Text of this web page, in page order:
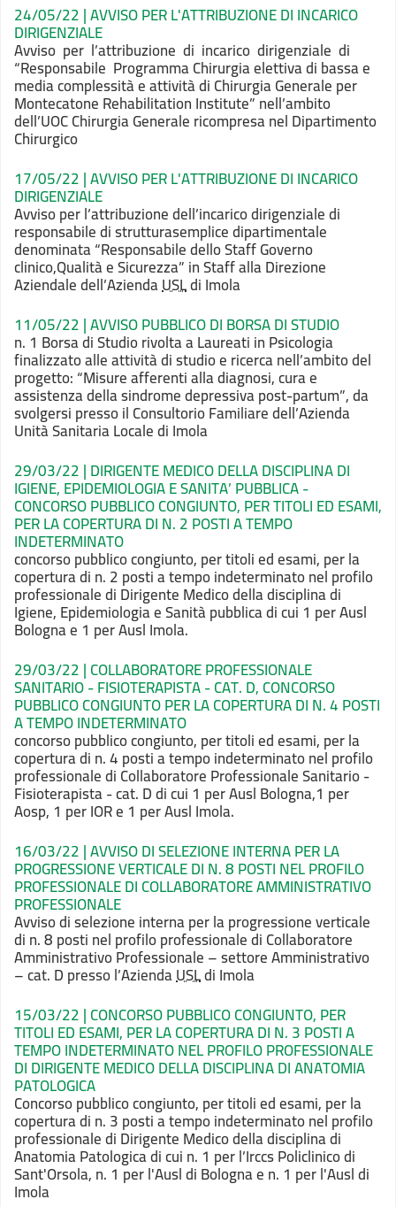
24/05/22 | AVVISO PER L'ATTRIBUZIONE DI INCARICO
DIRIGENZIALE
Avviso per l’attribuzione di incarico dirigenziale di
“Responsabile Programma Chirurgia elettiva di bassa e
media complessità e attività di Chirurgia Generale per
Montecatone Rehabilitation Institute” nell’ambito
dell’UOC Chirurgia Generale ricompresa nel Dipartimento
Chirurgico
17/05/22 | AVVISO PER L'ATTRIBUZIONE DI INCARICO
DIRIGENZIALE
Avviso per l’attribuzione dell’incarico dirigenziale di
responsabile di strutturasemplice dipartimentale
denominata “Responsabile dello Staff Governo
clinico,Qualità e Sicurezza” in Staff alla Direzione
Aziendale dell’AziendaUSLdi Imola
11/05/22 | AVVISO PUBBLICO DI BORSA DI STUDIO
n. 1 Borsa di Studio rivolta a Laureati in Psicologia
finalizzato alle attività di studio e ricerca nell’ambito del
progetto: “Misure afferenti alla diagnosi, cura e
assistenza della sindrome depressiva post-partum”, da
svolgersi presso il Consultorio Familiare dell’Azienda
Unità Sanitaria Locale di Imola
29/03/22 | DIRIGENTE MEDICO DELLA DISCIPLINA DI
IGIENE, EPIDEMIOLOGIA E SANITA’ PUBBLICA -
CONCORSO PUBBLICO CONGIUNTO, PER TITOLI ED ESAMI,
PER LA COPERTURA DI N. 2 POSTI A TEMPO
INDETERMINATO
concorso pubblico congiunto, per titoli ed esami, per la
copertura di n. 2 posti a tempo indeterminato nel profilo
professionale di Dirigente Medico della disciplina di
Igiene, Epidemiologia e Sanità pubblica di cui 1 per Ausl
Bologna e 1 per Ausl Imola.
29/03/22 | COLLABORATORE PROFESSIONALE
SANITARIO - FISIOTERAPISTA - CAT. D, CONCORSO
PUBBLICO CONGIUNTO PER LA COPERTURA DI N. 4 POSTI
A TEMPO INDETERMINATO
concorso pubblico congiunto, per titoli ed esami, per la
copertura di n. 4 posti a tempo indeterminato nel profilo
professionale di Collaboratore Professionale Sanitario -
Fisioterapista - cat. D di cui 1 per Ausl Bologna,1 per
Aosp, 1 per IOR e 1 per Ausl Imola.
16/03/22 | AVVISO DI SELEZIONE INTERNA PER LA
PROGRESSIONE VERTICALE DI N. 8 POSTI NEL PROFILO
PROFESSIONALE DI COLLABORATORE AMMINISTRATIVO
PROFESSIONALE
Avviso di selezione interna per la progressione verticale
di n. 8 posti nel profilo professionale di Collaboratore
Amministrativo Professionale – settore Amministrativo
– cat. D presso l’AziendaUSLdi Imola
15/03/22 | CONCORSO PUBBLICO CONGIUNTO, PER
TITOLI ED ESAMI, PER LA COPERTURA DI N. 3 POSTI A
TEMPO INDETERMINATO NEL PROFILO PROFESSIONALE
DI DIRIGENTE MEDICO DELLA DISCIPLINA DI ANATOMIA
PATOLOGICA
Concorso pubblico congiunto, per titoli ed esami, per la
copertura di n. 3 posti a tempo indeterminato nel profilo
professionale di Dirigente Medico della disciplina di
Anatomia Patologica di cui n. 1 per l’Irccs Policlinico di
Sant'Orsola, n. 1 per l'Ausl di Bologna e n. 1 per l'Ausl di
Imola